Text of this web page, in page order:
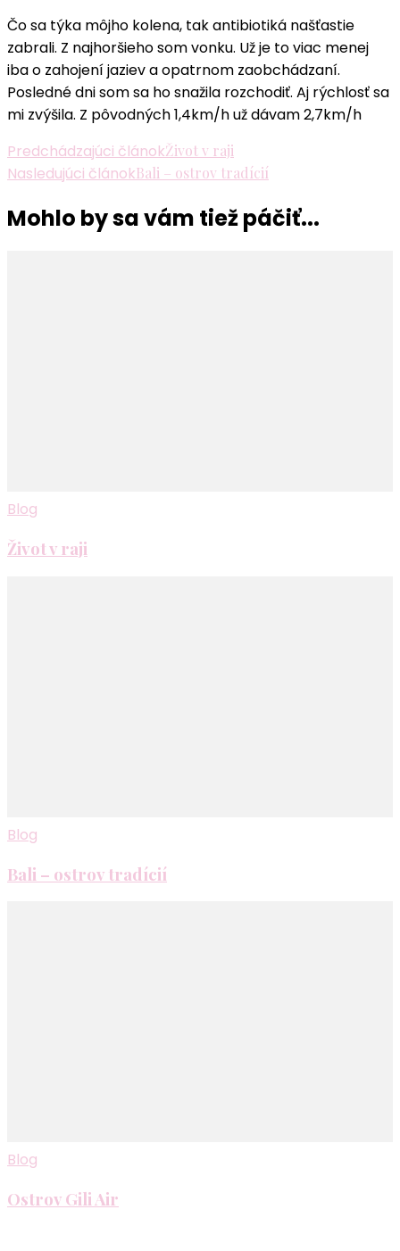
Čo sa týka môjho kolena, tak antibiotiká našťastie
zabrali. Z najhoršieho som vonku. Už je to viac menej
iba o zahojení jaziev a opatrnom zaobchádzaní.
Posledné dni som sa ho snažila rozchodiť. Aj rýchlosť sa
mi zvýšila. Z pôvodných 1,4km/h už dávam 2,7km/h
Navigácia
v
článku
Predchádzajúci článokŽivot v raji
Nasledujúci článokBali – ostrov tradícií
Mohlo by sa vám tiež páčiť...
Blog
Život v raji
Blog
Bali – ostrov tradícií
Blog
Ostrov Gili Air